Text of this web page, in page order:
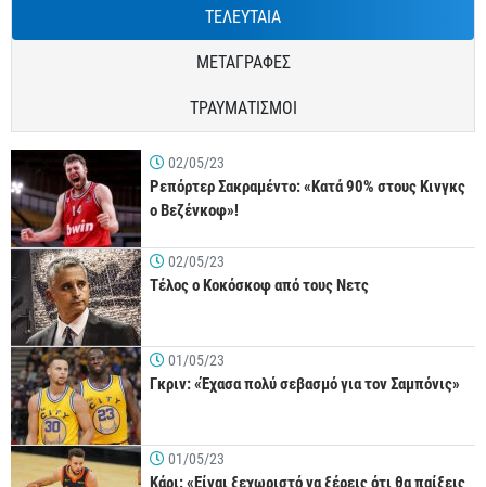
ΤΕΛΕΥΤΑΙΑ
ΜΕΤΑΓΡΑΦΕΣ
ΤΡΑΥΜΑΤΙΣΜΟΙ
02/05/23
Ρεπόρτερ Σακραμέντο: «Κατά 90% στους Κινγκς
ο Βεζένκοφ»!
02/05/23
Τέλος ο Κοκόσκοφ από τους Νετς
01/05/23
Γκριν: «Έχασα πολύ σεβασμό για τον Σαμπόνις»
01/05/23
Κάρι: «Είναι ξεχωριστό να ξέρεις ότι θα παίξεις